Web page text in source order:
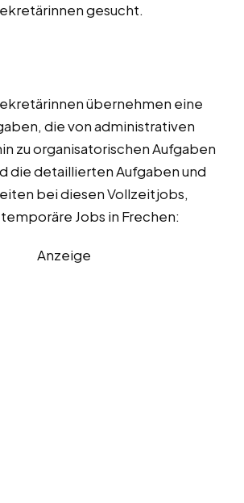
gesucht.
übernehmen eine
die von administrativen
zu organisatorischen Aufgaben
die detaillierten Aufgaben und
bei diesen Vollzeitjobs,
Jobs in Frechen:
Anzeige